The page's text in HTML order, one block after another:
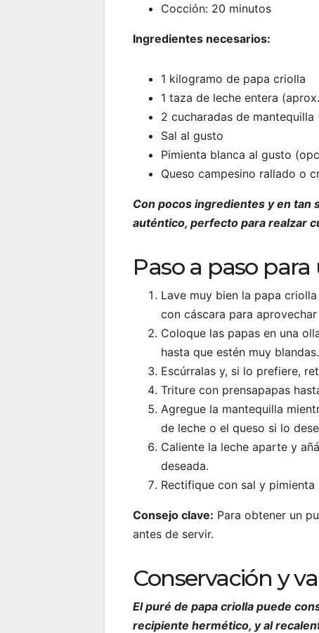
Cocción: 20 minutos
Ingredientes necesarios:
1 kilogramo de papa criolla
1 taza de leche entera
2 cucharadas de mantequilla
Sal al gusto
Pimienta blanca al gusto
Queso campesino rallado o
Con pocos ingredientes y en tan
auténtico, perfecto para realzar
Paso a paso
Lave muy bien la papa
con cáscara para
Coloque las papas en una
hasta que estén muy blandas.
Escúrralas y, si lo prefiere,
Triture con prensapapas
Agregue la mantequilla
de leche o el queso si lo
Caliente la leche aparte y
deseada.
Rectifique con sal y pimienta
Consejo clave: Para obtener un
antes de servir.
Conservación y
El puré de papa criolla puede
recipiente hermético, y al